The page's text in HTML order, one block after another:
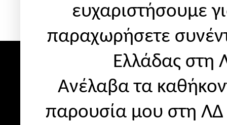
ευχαριστήσουμε
παραχωρήσετε
Ελλάδας στη
Ανέλαβα τα
παρουσία μου στη ΛΔ